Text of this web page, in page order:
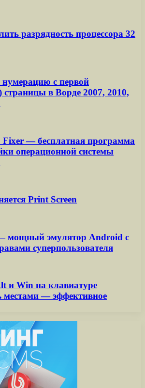
разрядность процессора 32
с первой
страницы в Ворде 2007, 2010,
Fixer — бесплатная программа
операционной системы
Print Screen
мощный эмулятор Android с
суперпользователя
и Win на клавиатуре
местами — эффективное